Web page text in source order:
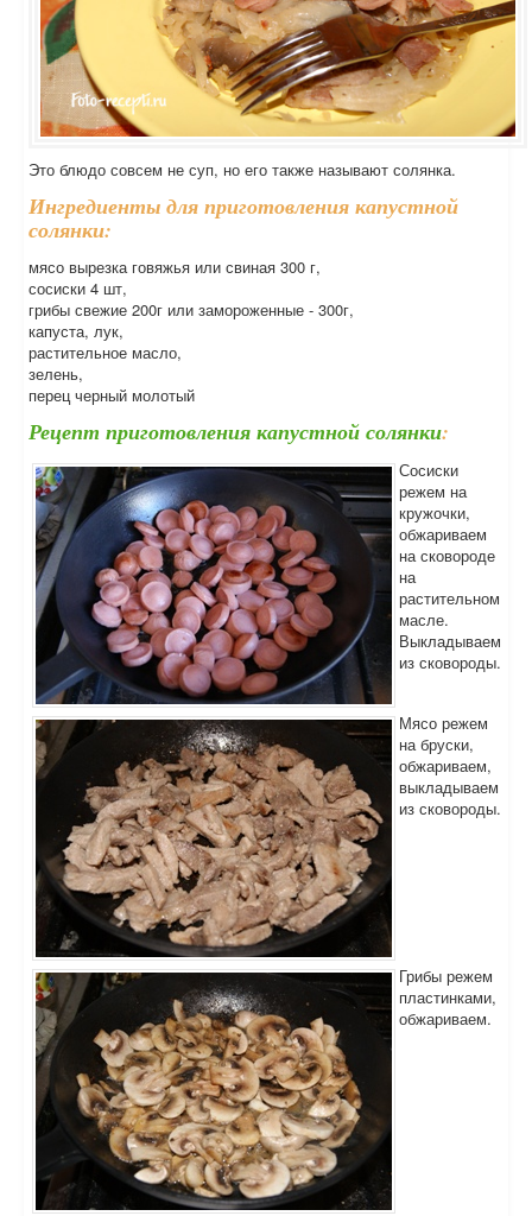
Это блюдо совсем не суп, но его также называют солянка.
Ингредиенты для приготовления капустной
солянки:
мясо вырезка говяжья или свиная 300 г,
сосиски 4 шт,
грибы свежие 200г или замороженные - 300г,
капуста, лук,
растительное масло,
зелень,
перец черный молотый
Рецепт приготовления капустной солянки:
Сосиски
режем на
кружочки,
обжариваем
на сковороде
на
растительном
масле.
Выкладываем
из сковороды.
Мясо режем
на бруски,
обжариваем,
выкладываем
из сковороды.
Грибы режем
пластинками,
обжариваем.